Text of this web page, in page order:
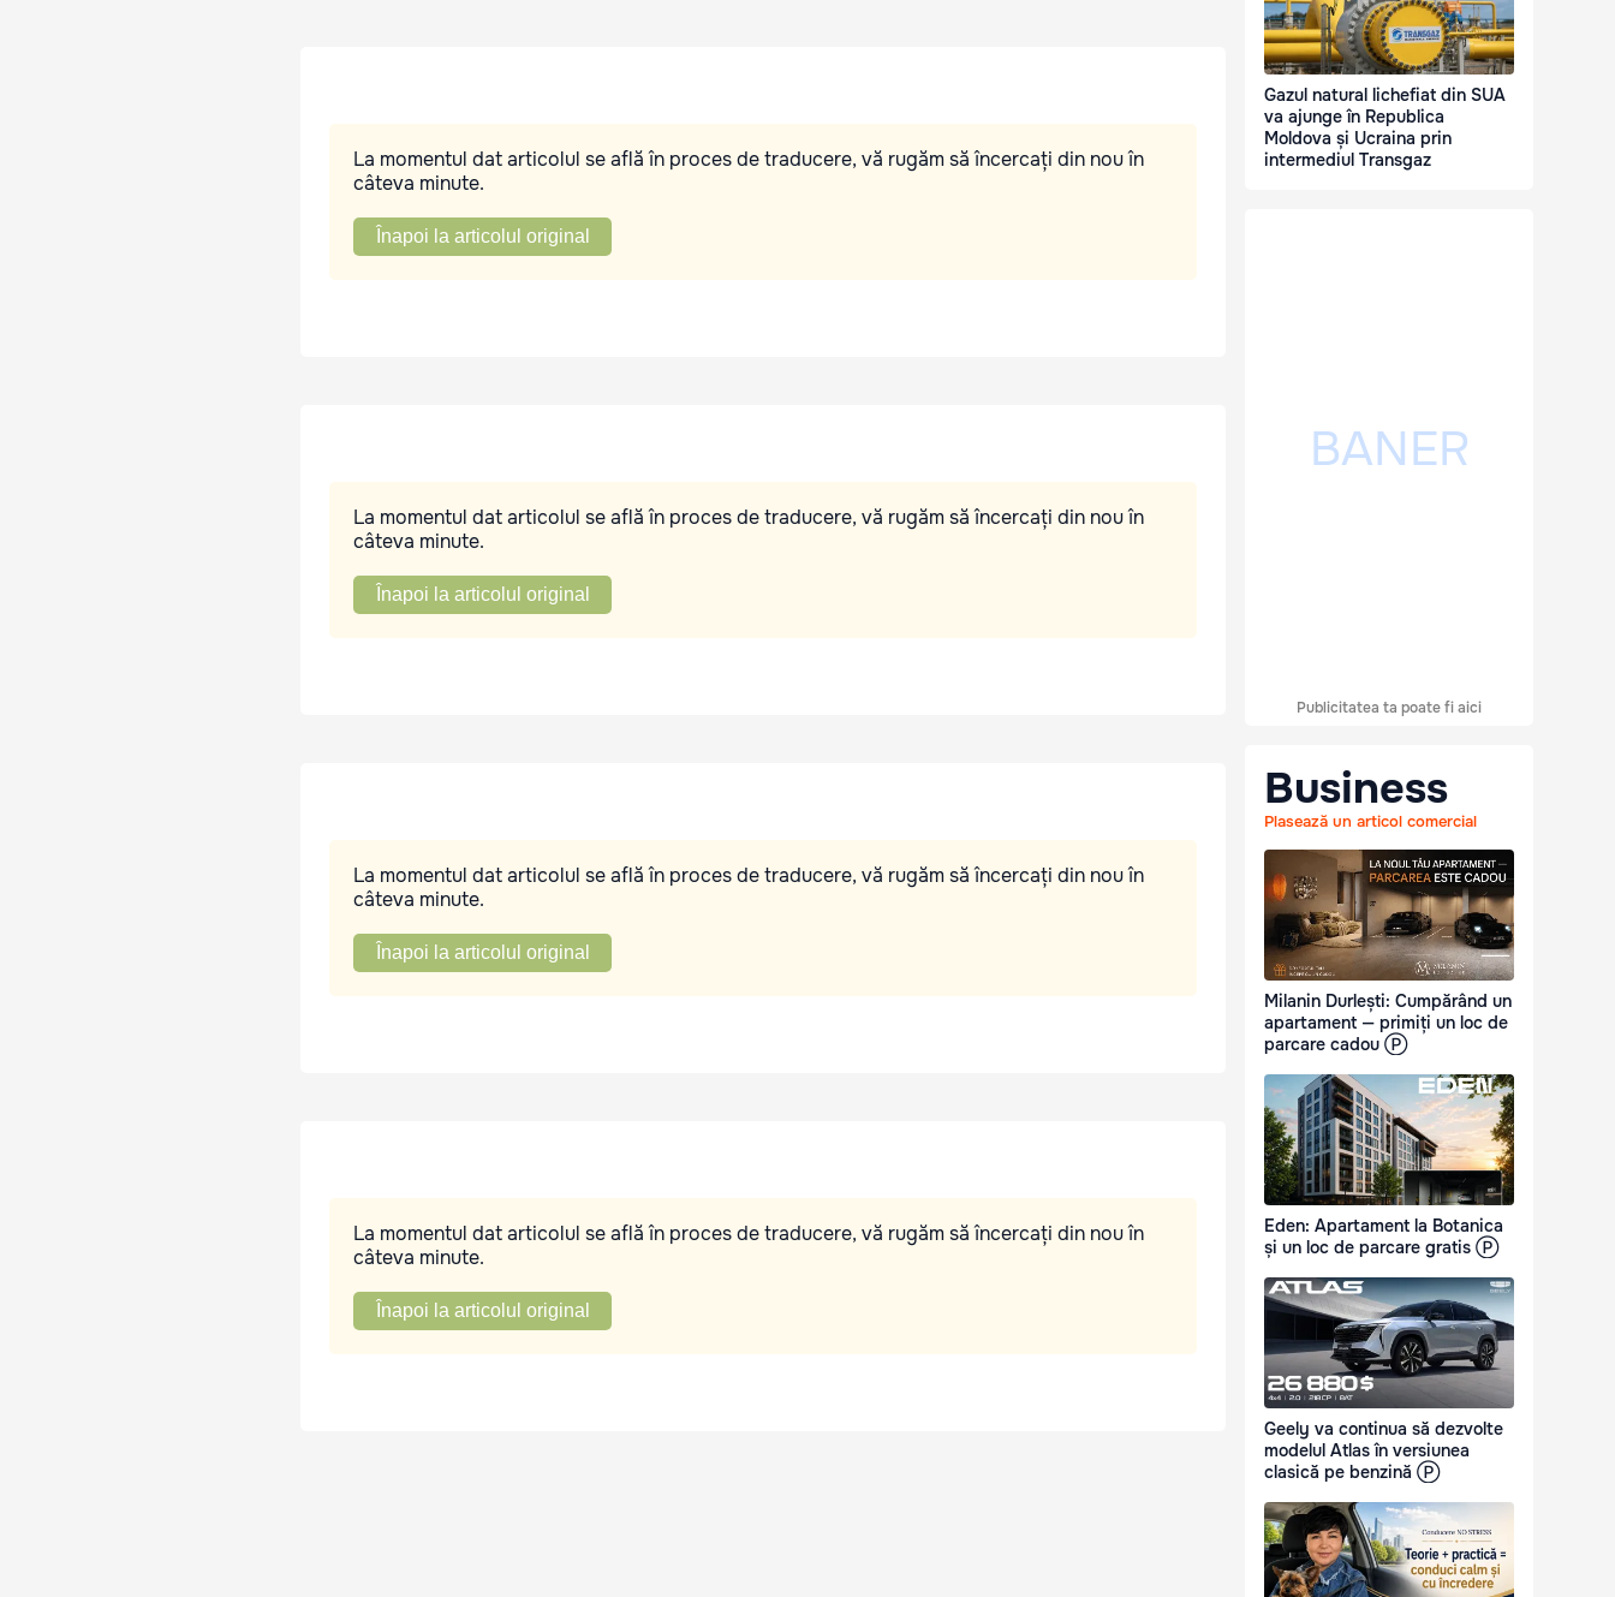
La momentul dat articolul se află în proces de traducere, vă rugăm să încercați din nou în
câteva minute.
Înapoi la articolul original
La momentul dat articolul se află în proces de traducere, vă rugăm să încercați din nou în
câteva minute.
Înapoi la articolul original
La momentul dat articolul se află în proces de traducere, vă rugăm să încercați din nou în
câteva minute.
Înapoi la articolul original
La momentul dat articolul se află în proces de traducere, vă rugăm să încercați din nou în
câteva minute.
Înapoi la articolul original
Gazul natural lichefiat din SUA
va ajunge în Republica
Moldova și Ucraina prin
intermediul Transgaz
Publicitatea ta poate fi aici
Business
Plasează un articol comercial
Milanin Durlești: Cumpărând un
apartament — primiți un loc de
parcare cadou Ⓟ
Eden: Apartament la Botanica
și un loc de parcare gratis Ⓟ
Geely va continua să dezvolte
modelul Atlas în versiunea
clasică pe benzină Ⓟ